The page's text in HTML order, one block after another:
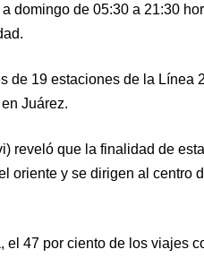
domingo de 05:30 a 21:30
de 19 estaciones de la Línea
Juárez.
reveló que la finalidad de
oriente y se dirigen al centro
47 por ciento de los viajes